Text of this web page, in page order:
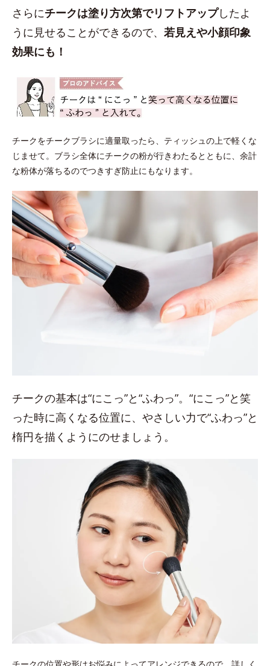
さらにチークは塗り方次第でリフトアップしたよ
うに見せることができるので、 若見えや小顔印象
効果にも！
チークをチークブラシに適量取ったら、ティッシュの上で軽くな
じませて。ブラシ全体にチークの粉が行きわたるとともに、余計
な粉体が落ちるのでつきすぎ防止にもなります。
チークの基本は“にこっ”と“ふわっ”。“にこっ”と笑
った時に高くなる位置に、やさしい力で“ふわっ”と
楕円を描くようにのせましょう。
チークの位置や形はお悩みによってアレンジできるので、詳しく